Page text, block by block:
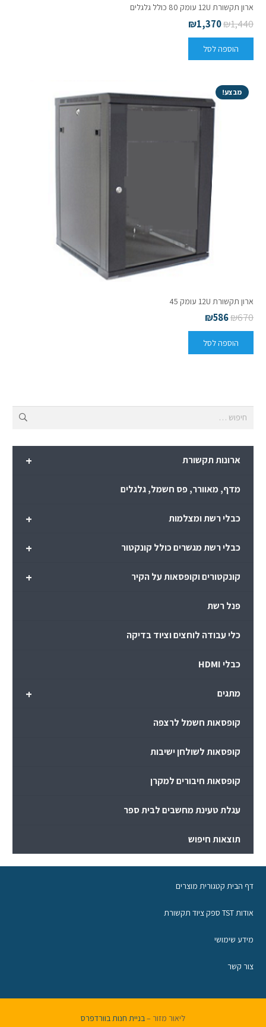
ארון תקשורת 12U עומק 80 כולל גלגלים
₪1,440
₪1,370
הוספה לסל
מבצע!
ארון תקשורת 12U עומק 45
₪670
₪586
הוספה לסל
+ ארונות תקשורת
מדף, מאוורר, פס חשמל, גלגלים
+ כבלי רשת ומצלמות
+ כבלי רשת מגשרים כולל קונקטור
+ קונקטורים וקופסאות על הקיר
פנל רשת
כלי עבודה לוחצים וציוד בדיקה
כבלי HDMI
+ מתגים
קופסאות חשמל לרצפה
קופסאות לשולחן ישיבות
קופסאות חיבורים למקרן
עגלת טעינת מחשבים לבית ספר
תוצאות חיפוש
דף הבית קטגורית מוצרים
אודות TST ספק ציוד תקשורת
מידע שימושי
צור קשר
ליאור מזור –בניית חנות בוורדפרס